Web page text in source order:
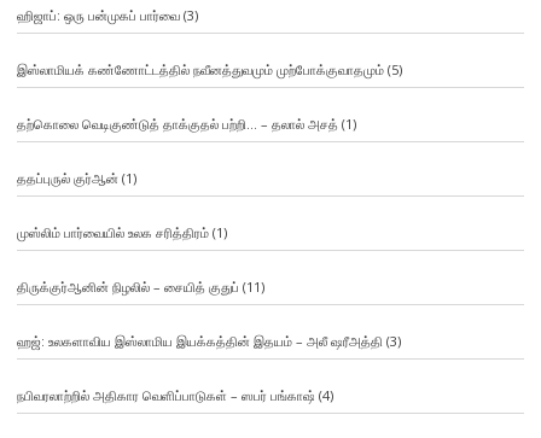
ஹிஜாப்: ஒரு பன்முகப் பார்வை(3)
இஸ்லாமியக் கண்ணோட்டத்தில் நவீனத்துவமும் முற்போக்குவாதமும்(5)
தற்கொலை வெடிகுண்டுத் தாக்குதல் பற்றி… – தலால் அசத் (1)
ததப்புருல் குர்ஆன் (1)
முஸ்லிம் பார்வையில் உலக சரித்திரம்(1)
திருக்குர்ஆனின் நிழலில் – சையித் குதுப் (11)
ஹஜ்: உலகளாவிய இஸ்லாமிய இயக்கத்தின் இதயம் – அலீ ஷரீஅத்தி (3)
நபிவரலாற்றில் அதிகார வெளிப்பாடுகள் – ஸபர் பங்காஷ் (4)